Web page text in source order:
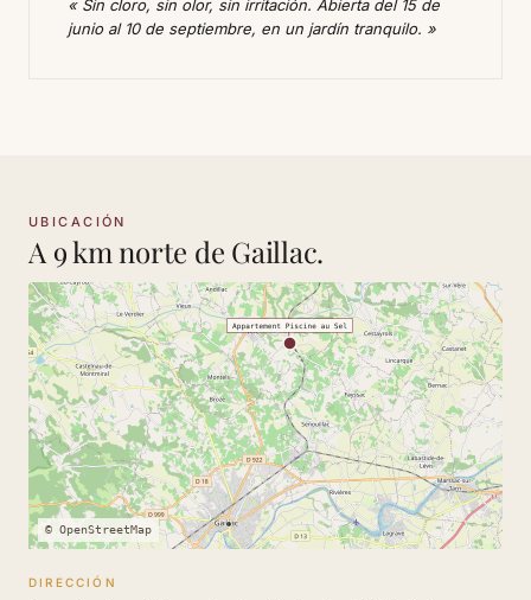
« Sin cloro, sin olor, sin irritación. Abierta del 15 de
junio al 10 de septiembre, en un jardín tranquilo. »
UBICACIÓN
A 9 km norte de Gaillac.
© OpenStreetMap
DIRECCIÓN